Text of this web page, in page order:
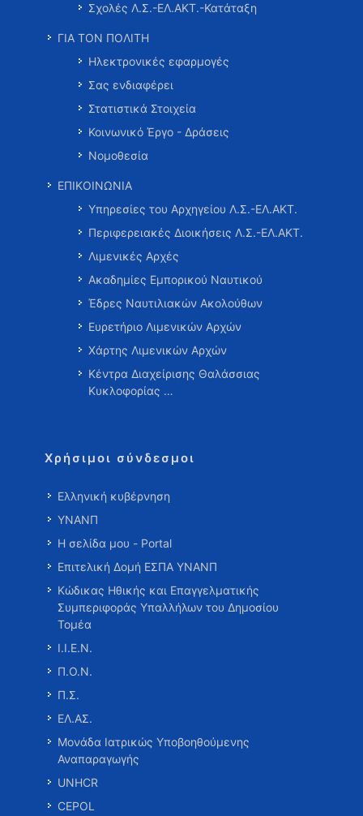
Σχολές Λ.Σ.-ΕΛ.ΑΚΤ.-Κατάταξη
ΓΙΑ ΤΟΝ ΠΟΛΙΤΗ
Ηλεκτρονικές εφαρμογές
Σας ενδιαφέρει
Στατιστικά Στοιχεία
Κοινωνικό Έργο - Δράσεις
Νομοθεσία
ΕΠΙΚΟΙΝΩΝΙΑ
Υπηρεσίες του Αρχηγείου Λ.Σ.-ΕΛ.ΑΚΤ.
Περιφερειακές Διοικήσεις Λ.Σ.-ΕΛ.ΑΚΤ.
Λιμενικές Αρχές
Ακαδημίες Εμπορικού Ναυτικού
Έδρες Ναυτιλιακών Ακολούθων
Ευρετήριο Λιμενικών Αρχών
Χάρτης Λιμενικών Αρχών
Κέντρα Διαχείρισης Θαλάσσιας
Κυκλοφορίας …
Χρήσιμοι σύνδεσμοι
Ελληνική κυβέρνηση
ΥΝΑΝΠ
Η σελίδα μου - Portal
Επιτελική Δομή ΕΣΠΑ ΥΝΑΝΠ
Κώδικας Ηθικής και Επαγγελματικής
Συμπεριφοράς Υπαλλήλων του Δημοσίου
Τομέα
Ι.Ι.Ε.Ν.
Π.Ο.Ν.
Π.Σ.
ΕΛ.ΑΣ.
Μονάδα Ιατρικώς Υποβοηθούμενης
Αναπαραγωγής
UNHCR
CEPOL